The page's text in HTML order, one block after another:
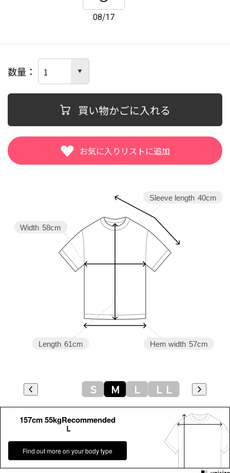
08/17
数量
買い物かごに入れる
Hem width 57cm
Sleeve length 40cm
Length 61cm
Width 58cm
Ｓ Ｍ Ｌ ＬＬ
157cm 55kgRecommended
Ｌ
Find out more on your body type